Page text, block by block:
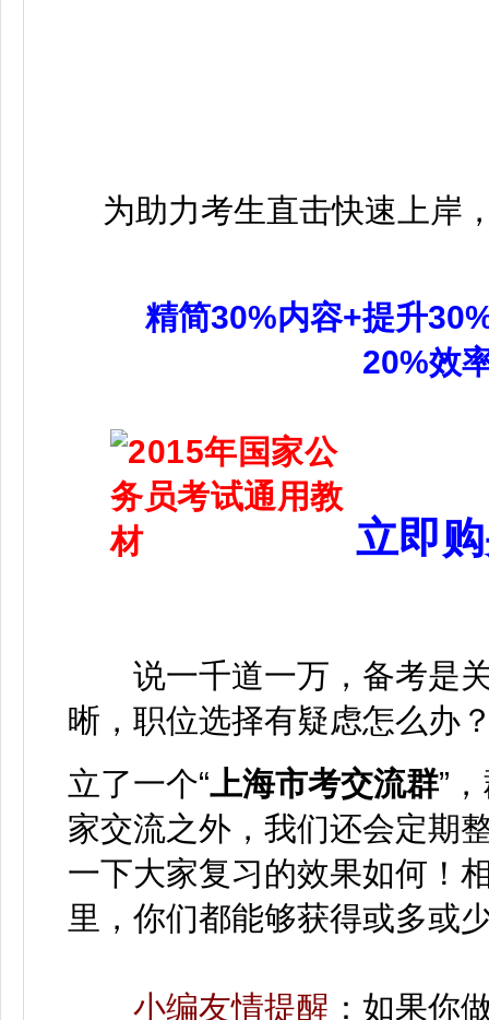
为助力考生直击快速上岸
精简30%内容+提升
20%效
立即
说一千道一万，备考是关
晰，职位选择有疑虑怎么办
立了一个“上海市考交流群”
家交流之外，我们还会定期
一下大家复习的效果如何！
里，你们都能够获得或多或
小编友情提醒 ：如果你